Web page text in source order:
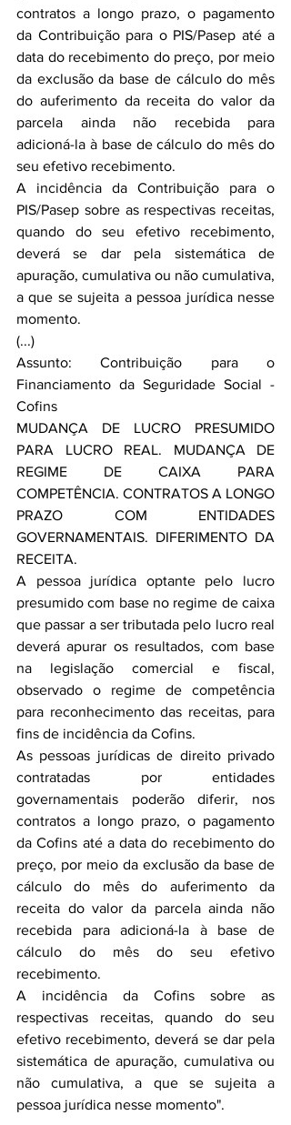
contratos a longo prazo, o pagamento
da Contribuição para o PIS/Pasep até a
data do recebimento do preço, por meio
da exclusão da base de cálculo do mês
do auferimento da receita do valor da
parcela ainda não recebida para
adicioná-la à base de cálculo do mês do
seu efetivo recebimento.
A incidência da Contribuição para o
PIS/Pasep sobre as respectivas receitas,
quando do seu efetivo recebimento,
deverá se dar pela sistemática de
apuração, cumulativa ou não cumulativa,
a que se sujeita a pessoa jurídica nesse
momento.
(...)
Assunto: Contribuição para o
Financiamento da Seguridade Social -
Cofins
MUDANÇA DE LUCRO PRESUMIDO
PARA LUCRO REAL. MUDANÇA DE
REGIME DE CAIXA PARA
COMPETÊNCIA. CONTRATOS A LONGO
PRAZO COM ENTIDADES
GOVERNAMENTAIS. DIFERIMENTO DA
RECEITA.
A pessoa jurídica optante pelo lucro
presumido com base no regime de caixa
que passar a ser tributada pelo lucro real
deverá apurar os resultados, com base
na legislação comercial e fiscal,
observado o regime de competência
para reconhecimento das receitas, para
fins de incidência da Cofins.
As pessoas jurídicas de direito privado
contratadas por entidades
governamentais poderão diferir, nos
contratos a longo prazo, o pagamento
da Cofins até a data do recebimento do
preço, por meio da exclusão da base de
cálculo do mês do auferimento da
receita do valor da parcela ainda não
recebida para adicioná-la à base de
cálculo do mês do seu efetivo
recebimento.
A incidência da Cofins sobre as
respectivas receitas, quando do seu
efetivo recebimento, deverá se dar pela
sistemática de apuração, cumulativa ou
não cumulativa, a que se sujeita a
pessoa jurídica nesse momento".